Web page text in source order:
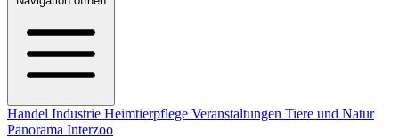
Handel Industrie Heimtierpflege Veranstaltungen Tiere und Natur
Panorama Interzoo